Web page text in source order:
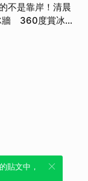
不是靠岸！清晨
牆 360度賞冰川
貼
貼文中，